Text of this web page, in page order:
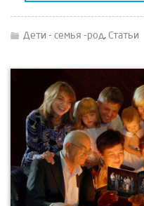
Дети - семья -род, Статьи